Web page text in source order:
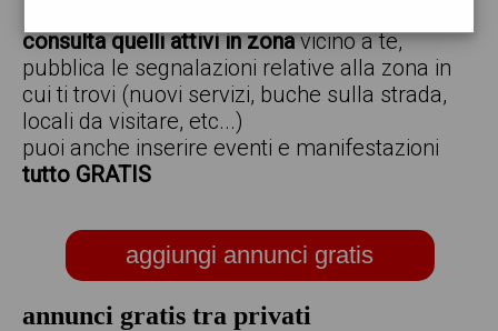
consulta quelli attivi in zonavicino a te,
pubblica le segnalazioni relative alla zona in
cui ti trovi (nuovi servizi, buche sulla strada,
locali da visitare, etc...)
puoi anche inserire eventi e manifestazioni
tutto GRATIS
aggiungi annunci gratis
annunci gratis tra privati